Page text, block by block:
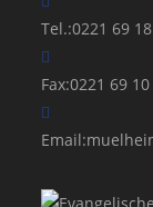
Tel.:0221 69
Fax:0221 69 10
Email: